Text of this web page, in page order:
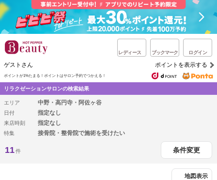
レディース ブックマーク ログイン
ゲストさん ポイントを表示する
ポイントが1%たまる！ ポイントはサロン予約でつかえる！
リラクゼーションサロンの検索結果
エリア 中野・高円寺・阿佐ヶ谷
日付 指定なし
来店時刻 指定なし
特集 接骨院・整骨院で施術を受けたい
11件 条件変更
地図表示